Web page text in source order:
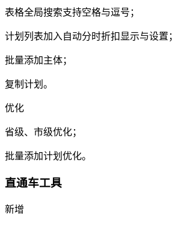
表格全局搜索支持空格与逗号；
计划列表加入自动分时折扣显示与设置；
批量添加主体；
复制计划。
优化
省级、市级优化；
批量添加计划优化。
直通车工具
新增